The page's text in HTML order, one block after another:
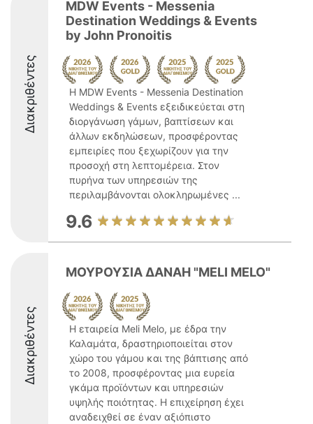
Διακριθέντες
MDW Events - Messenia
Destination Weddings & Events
by John Pronoitis
Η MDW Events - Messenia Destination
Weddings & Events εξειδικεύεται στη
διοργάνωση γάμων, βαπτίσεων και
άλλων εκδηλώσεων, προσφέροντας
εμπειρίες που ξεχωρίζουν για την
προσοχή στη λεπτομέρεια. Στον
πυρήνα των υπηρεσιών της
περιλαμβάνονται ολοκληρωμένες ...
9.6
Διακριθέντες
ΜΟΥΡΟΥΣΙΑ ΔΑΝΑΗ "MELI MELO"
Η εταιρεία Meli Melo, με έδρα την
Καλαμάτα, δραστηριοποιείται στον
χώρο του γάμου και της βάπτισης από
το 2008, προσφέροντας μια ευρεία
γκάμα προϊόντων και υπηρεσιών
υψηλής ποιότητας. Η επιχείρηση έχει
αναδειχθεί σε έναν αξιόπιστο